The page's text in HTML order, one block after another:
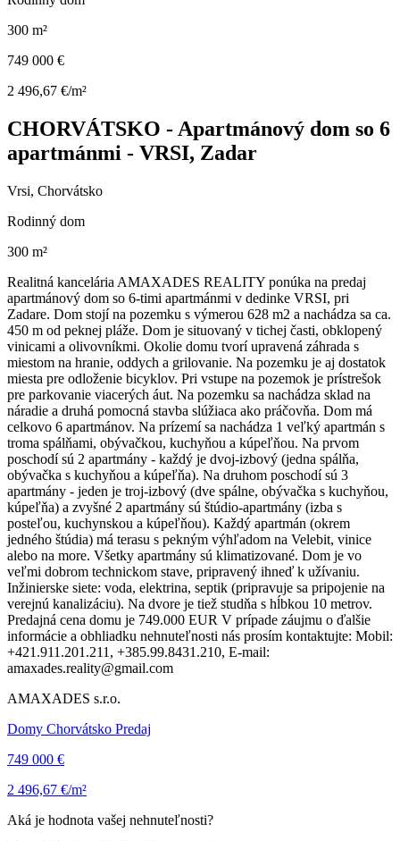
300 m²
749 000 €
2 496,67 €/m²
CHORVÁTSKO - Apartmánový dom so 6
apartmánmi - VRSI, Zadar
Vrsi, Chorvátsko
Rodinný dom
300 m²
Realitná kancelária AMAXADES REALITY ponúka na predaj
apartmánový dom so 6-timi apartmánmi v dedinke VRSI, pri
Zadare. Dom stojí na pozemku s výmerou 628 m2 a nachádza sa ca.
450 m od peknej pláže. Dom je situovaný v tichej časti, obklopený
vinicami a olivovníkmi. Okolie domu tvorí upravená záhrada s
miestom na hranie, oddych a grilovanie. Na pozemku je aj dostatok
miesta pre odloženie bicyklov. Pri vstupe na pozemok je prístrešok
pre parkovanie viacerých áut. Na pozemku sa nachádza sklad na
náradie a druhá pomocná stavba slúžiaca ako práčovňa. Dom má
celkovo 6 apartmánov. Na prízemí sa nachádza 1 veľký apartmán s
troma spálňami, obývačkou, kuchyňou a kúpeľňou. Na prvom
poschodí sú 2 apartmány - každý je dvoj-izbový (jedna spálňa,
obývačka s kuchyňou a kúpeľňa). Na druhom poschodí sú 3
apartmány - jeden je troj-izbový (dve spálne, obývačka s kuchyňou,
kúpeľňa) a zvyšné 2 apartmány sú štúdio-apartmány (izba s
posteľou, kuchynskou a kúpeľňou). Každý apartmán (okrem
jedného štúdia) má terasu s pekným výhľadom na Velebit, vinice
alebo na more. Všetky apartmány sú klimatizované. Dom je vo
veľmi dobrom technickom stave, pripravený ihneď k užívaniu.
Inžinierske siete: voda, elektrina, septik (pripravuje sa pripojenie na
verejnú kanalizáciu). Na dvore je tiež studňa s hĺbkou 10 metrov.
Predajná cena domu je 749.000 EUR V prípade záujmu o ďalšie
informácie a obhliadku nehnuteľnosti nás prosím kontaktujte: Mobil:
+421.911.201.211, +385.99.8431.210, E-mail:
amaxades.reality@gmail.com
AMAXADES s.r.o.
Domy Chorvátsko Predaj
749 000 €
2 496,67 €/m²
Aká je hodnota vašej nehnuteľnosti?